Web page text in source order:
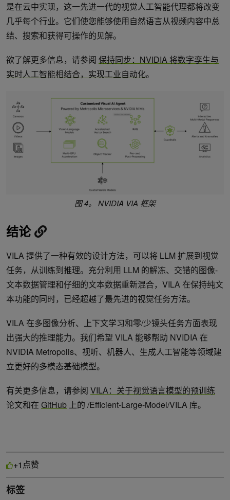
是在云中实现，这一先进一代的视觉人工智能代理都将改变
几乎每个行业。它们使您能够使用自然语言从视频内容中总
结、搜索和获得可操作的见解。
欲了解更多信息，请参阅 保持同步：NVIDIA 将数字孪生与
实时人工智能相结合，实现工业自动化。
图 4。 NVIDIA VIA 框架
结论
VILA 提供了一种有效的设计方法，可以将 LLM 扩展到视觉
任务，从训练到推理。充分利用 LLM 的解冻、交错的图像-
文本数据管理和仔细的文本数据重新混合，VILA 在保持纯文
本功能的同时，已经超越了最先进的视觉任务方法。
VILA 在多图像分析、上下文学习和零/少镜头任务方面表现
出强大的推理能力。我们希望 VILA 能够帮助 NVIDIA 在
NVIDIA Metropolis、视听、机器人、生成人工智能等领域建
立更好的多模态基础模型。
有关更多信息，请参阅 VILA：关于视觉语言模型的预训练
论文和在 GitHub 上的 /Efficient-Large-Model/VILA 库。
+1 点赞
标签